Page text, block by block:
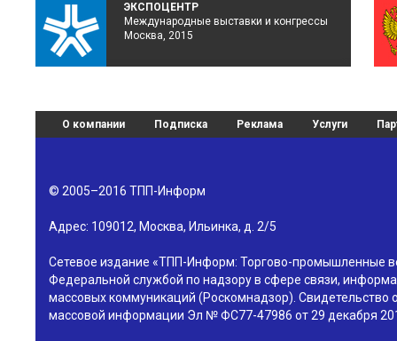
ЭКСПОЦЕНТР
Международные выставки и конгрессы
Москва, 2015
О компании Подписка Реклама Услуги
© 2005–2016 ТПП-Информ
Адрес: 109012, Москва, Ильинка, д. 2/5
Сетевое издание «ТПП-Информ: Торгово-промышленные
Федеральной службой по надзору в сфере связи,
массовых коммуникаций (Роскомнадзор). Свидетельство
массовой информации Эл № ФС77-47986 от 29 декабря